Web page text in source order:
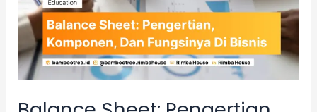
Fungsinya
Di
Bisnis